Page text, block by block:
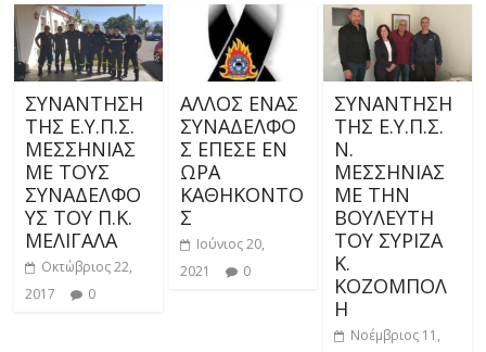
ΣΥΝΑΝΤΗΣΗ
ΤΗΣ Ε.Υ.Π.Σ.
ΜΕΣΣΗΝΙΑΣ
ΜΕ ΤΟΥΣ
ΣΥΝΑΔΕΛΦΟ
ΥΣ ΤΟΥ Π.Κ.
ΜΕΛΙΓΑΛΑ
Οκτώβριος 22,
2017
0
ΑΛΛΟΣ ΕΝΑΣ
ΣΥΝΑΔΕΛΦΟ
Σ ΕΠΕΣΕ ΕΝ
ΩΡΑ
ΚΑΘΗΚΟΝΤΟ
Σ
Ιούνιος 20,
2021
0
ΣΥΝΑΝΤΗΣΗ
ΤΗΣ Ε.Υ.Π.Σ.
Ν.
ΜΕΣΣΗΝΙΑΣ
ΜΕ ΤΗΝ
ΒΟΥΛΕΥΤΗ
ΤΟΥ ΣΥΡΙΖΑ
Κ.
ΚΟΖΟΜΠΟΛ
Η
Νοέμβριος 11,